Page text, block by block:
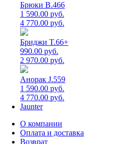
Брюки B.466
1 590.00 руб.
4 770.00 руб.
Бриджи T.66+
990.00 руб.
2 970.00 руб.
Анорак J.559
1 590.00 руб.
4 770.00 руб.
Jaunter
О компании
Оплата и доставка
Возврат